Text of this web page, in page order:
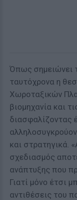
Όπως σημειώνει
ταυτόχρονα η
Χωροταξικών
βιομηχανία και
διασφαλίζοντας
και στρατηγικά.
σχεδιασμός
ανάπτυξης που
Γιατί μόνο έτσι
αντιθέσεις του